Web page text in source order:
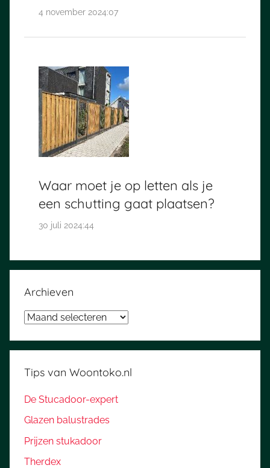
4 november 2024:07
Waar moet je op letten als je
een schutting gaat plaatsen?
30 juli 2024:44
Archieven
Archieven
Tips van Woontoko.nl
De Stucadoor-expert
Glazen balustrades
Prijzen stukadoor
Therdex